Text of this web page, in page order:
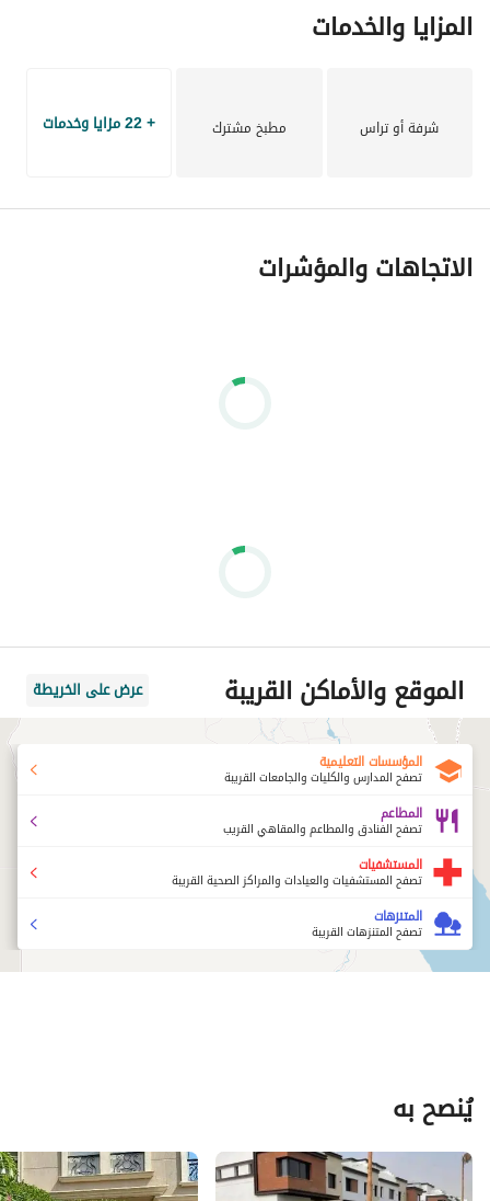
المزايا والخدمات
شرفة أو تراس مطبخ مشترك + 22 مزايا وخدمات
الاتجاهات والمؤشرات
الموقع والأماكن القريبة عرض على الخريطة
المؤسسات التعليمية
تصفح المدارس والكليات والجامعات القريبة
المطاعم
تصفح الفنادق والمطاعم والمقاهي القريب
المستشفيات
تصفح المستشفيات والعيادات والمراكز الصحية القريبة
المتنزهات
تصفح المتنزهات القريبة
يُنصح به